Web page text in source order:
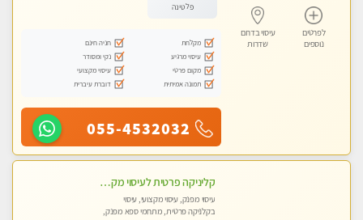
לפרטים
נוספים
עיסוי בדרום
שדרות
פלטינה
מקלחת
חניה חינם
עיסוי מרגיע
נקי ומסודר
מקום פרטי
עיסוי מקצועי
תמונה אמיתית
דוברת עיברית
055-4532032
קליניקה פרטית לעיסוי מקצועי ואלטרנטיבי ברמה גבוהה VIP תתקשר ..... highly recommended..new in the city
עיסוי מפנק, עיסוי מקצועי, עיסוי
בקלניקה פרטית, מתחמי ספא מפנק,